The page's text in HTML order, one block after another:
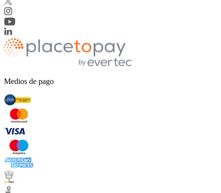
Medios de pago